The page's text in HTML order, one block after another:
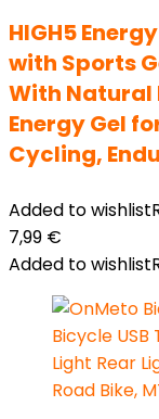
HIGH5
with Sports
With Natural
Energy Gel
Cycling,
Added to wishlist
7,99 €
Added to wishlist